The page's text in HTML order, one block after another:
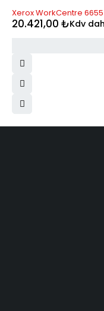
STOK YOK
Xerox WorkCentre
20.421,00 ₺Kdv